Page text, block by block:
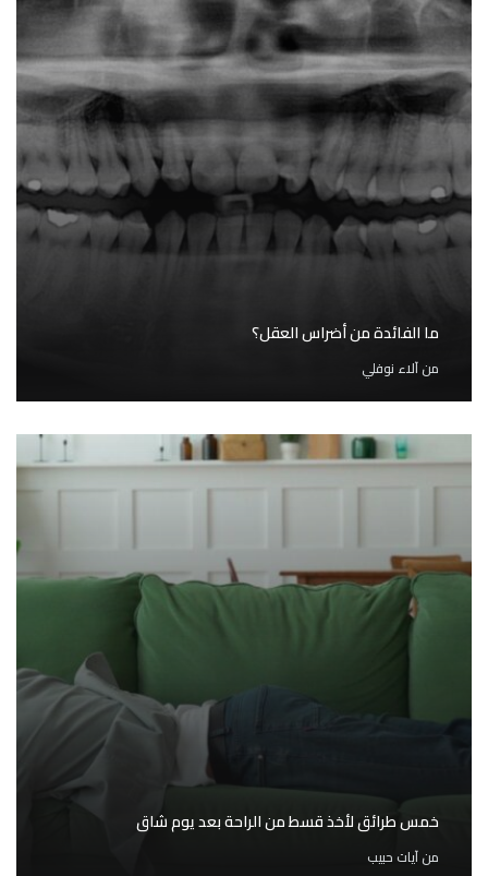
ما الفائدة من أضراس العقل؟
منآلاء نوفلي
خمس طرائق لأخذ قسط من الراحة بعد يوم شاق
منآيات حبيب